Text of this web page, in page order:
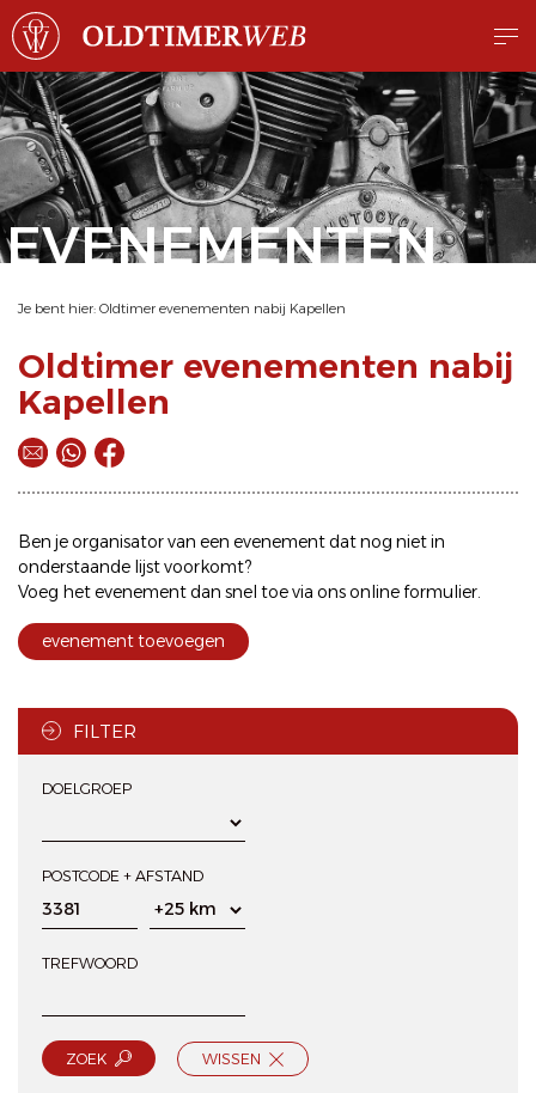
EVENEMENTEN
Je bent hier: Oldtimer evenementen nabij Kapellen
Oldtimer evenementen nabij
Kapellen
Ben je organisator van een evenement dat nog niet in
onderstaande lijst voorkomt?
Voeg het evenement dan snel toe via onsonline formulier.
evenement toevoegen
FILTER
DOELGROEP
POSTCODE + AFSTAND
TREFWOORD
ZOEK WISSEN